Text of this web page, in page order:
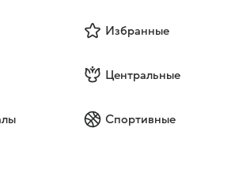
Избранные
Центральные
Спортивные